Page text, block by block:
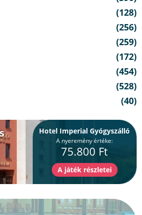
(128)
(256)
(259)
(172)
(454)
(528)
(40)
Hotel Imperial Gyógyszálló
A nyeremény értéke:
75.800 Ft